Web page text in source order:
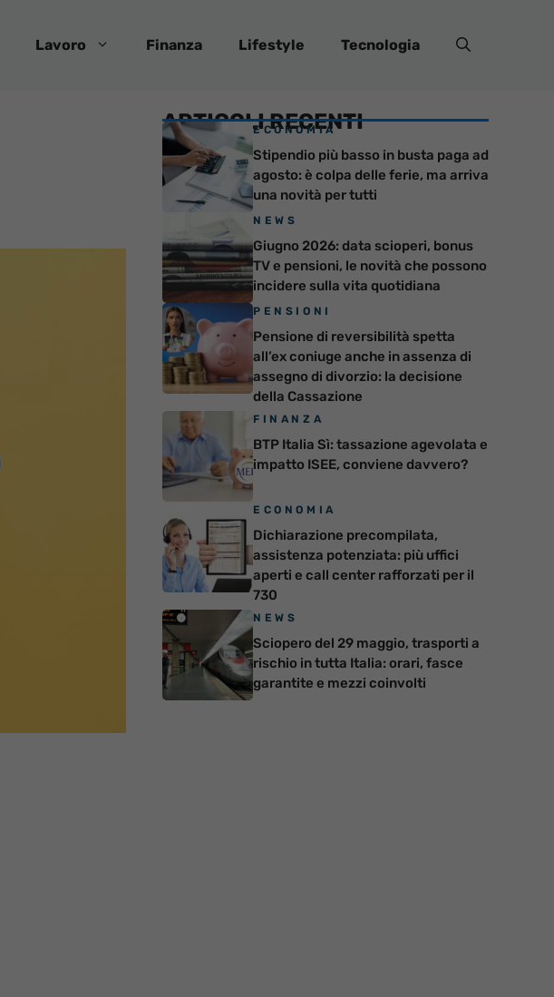
Lavoro Finanza Lifestyle Tecnologia
ARTICOLI RECENTI
ECONOMIA
Stipendio più basso in busta paga ad
agosto: è colpa delle ferie, ma arriva
una novità per tutti
NEWS
Giugno 2026: data scioperi, bonus
TV e pensioni, le novità che possono
incidere sulla vita quotidiana
PENSIONI
Pensione di reversibilità spetta
all’ex coniuge anche in assenza di
assegno di divorzio: la decisione
della Cassazione
FINANZA
BTP Italia Sì: tassazione agevolata e
impatto ISEE, conviene davvero?
ECONOMIA
Dichiarazione precompilata,
assistenza potenziata: più uffici
aperti e call center rafforzati per il
730
NEWS
Sciopero del 29 maggio, trasporti a
rischio in tutta Italia: orari, fasce
garantite e mezzi coinvolti